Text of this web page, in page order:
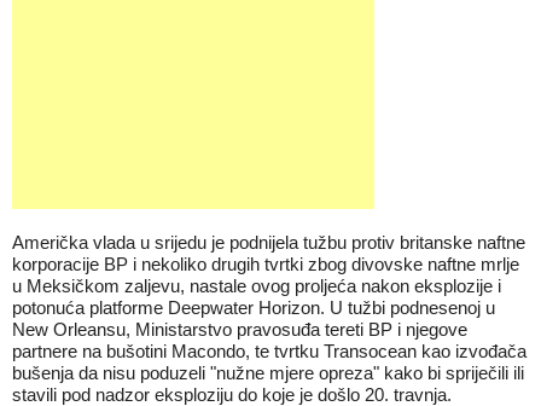
Američka vlada u srijedu je podnijela tužbu protiv britanske naftne
korporacije BP i nekoliko drugih tvrtki zbog divovske naftne mrlje
u Meksičkom zaljevu, nastale ovog proljeća nakon eksplozije i
potonuća platforme Deepwater Horizon. U tužbi podnesenoj u
New Orleansu, Ministarstvo pravosuđa tereti BP i njegove
partnere na bušotini Macondo, te tvrtku Transocean kao izvođača
bušenja da nisu poduzeli "nužne mjere opreza" kako bi spriječili ili
stavili pod nadzor eksploziju do koje je došlo 20. travnja.